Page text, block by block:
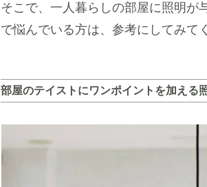
そこで、一人暮らしの部屋に照明が
で悩んでいる方は、参考にしてみて
部屋のテイストにワンポイントを加える